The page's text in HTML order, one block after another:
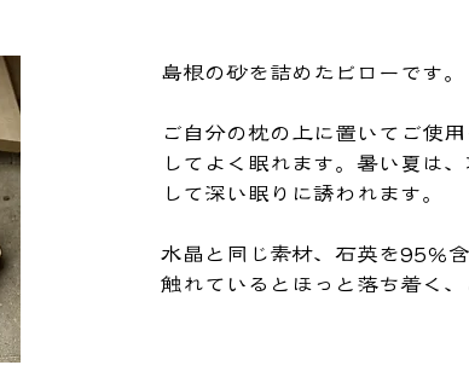
​島根の砂を詰めたピローです。
ご自分の枕の上に置いてご使
してよく眠れます。暑い夏は
して深い眠りに誘われます。
水晶と同じ素材、石英を95％
触れているとほっと落ち着く